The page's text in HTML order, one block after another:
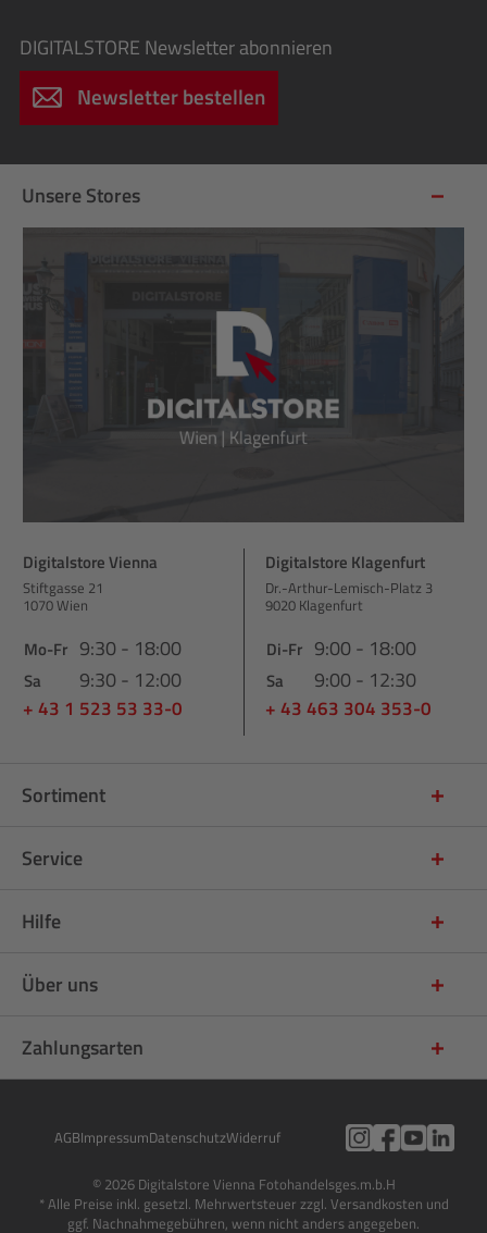
DIGITALSTORE Newsletter abonnieren
Newsletter bestellen
Unsere Stores
Digitalstore Vienna
Stiftgasse 21
1070 Wien
Mo-Fr 9:30 - 18:00
Sa 9:30 - 12:00
+ 43 1 523 53 33-0
Digitalstore Klagenfurt
Dr.-Arthur-Lemisch-Platz 3
9020 Klagenfurt
Di-Fr 9:00 - 18:00
Sa 9:00 - 12:30
+ 43 463 304 353-0
Sortiment
Service
Hilfe
Über uns
Zahlungsarten
AGBImpressumDatenschutzWiderruf
© 2026 Digitalstore Vienna Fotohandelsges.m.b.H
* Alle Preise inkl. gesetzl. Mehrwertsteuer zzgl. Versandkosten und
ggf. Nachnahmegebühren, wenn nicht anders angegeben.